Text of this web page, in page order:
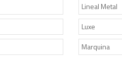
Lineal Metal
Luxe
Marquina